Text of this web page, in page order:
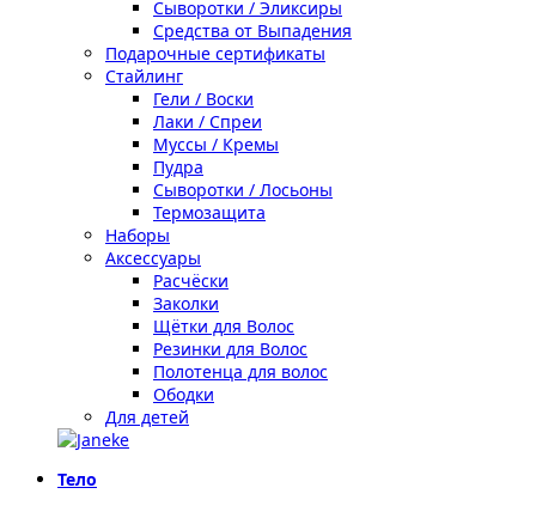
Сыворотки / Эликсиры
Средства от Выпадения
Подарочные сертификаты
Стайлинг
Гели / Воски
Лаки / Спреи
Муссы / Кремы
Пудра
Сыворотки / Лосьоны
Термозащита
Наборы
Аксессуары
Расчёски
Заколки
Щётки для Волос
Резинки для Волос
Полотенца для волос
Ободки
Для детей
Тело